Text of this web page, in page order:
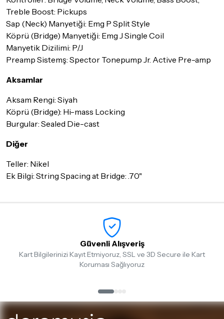
Detaylar içintıklayınız
Treble Boost: Pickups
Sap (Neck) Manyetiği: Emg P Split Style
Köprü (Bridge) Manyetiği: Emg J Single Coil
Manyetik Dizilimi: P/J
Preamp Sistemş: Spector Tonepump Jr. Active Pre-amp
Aksamlar
Aksam Rengi: Siyah
Köprü (Bridge): Hi-mass Locking
Burgular: Sealed Die-cast
Diğer
Teller: Nikel
Ek Bilgi: String Spacing at Bridge: .70"
Güvenli Alışveriş
Kart Bilgilerinizi Kayıt Etmiyoruz, SSL ve 3D Secure ile Kart
Koruması Sağlıyoruz